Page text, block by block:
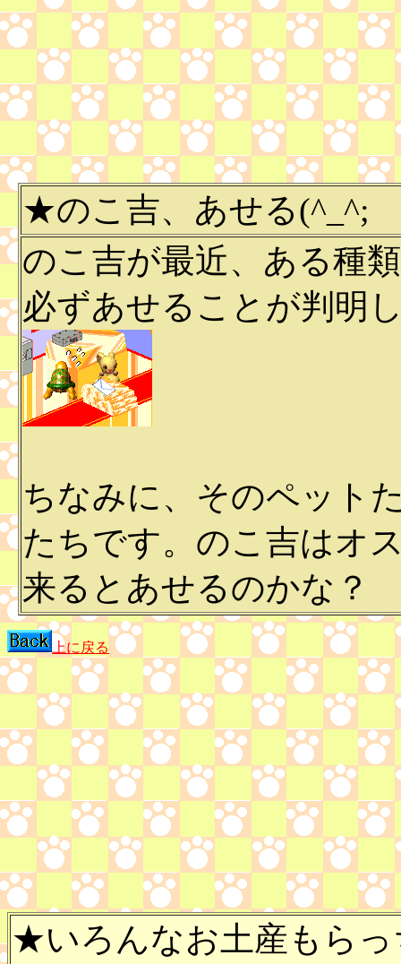
★のこ吉、あせる(^_^;
のこ吉が最近、ある種
必ずあせることが判明
ちなみに、そのペット
たちです。のこ吉はオ
来るとあせるのかな？
上に戻る
★いろんなお土産もらっ